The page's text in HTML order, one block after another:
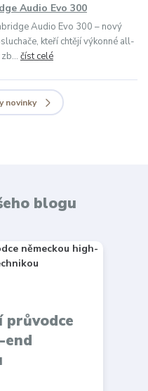
Audio Evo 300
Audio Evo 300 – nový
kteří chtějí výkonné all-
číst celé
novinky
blogu
průvodce
end